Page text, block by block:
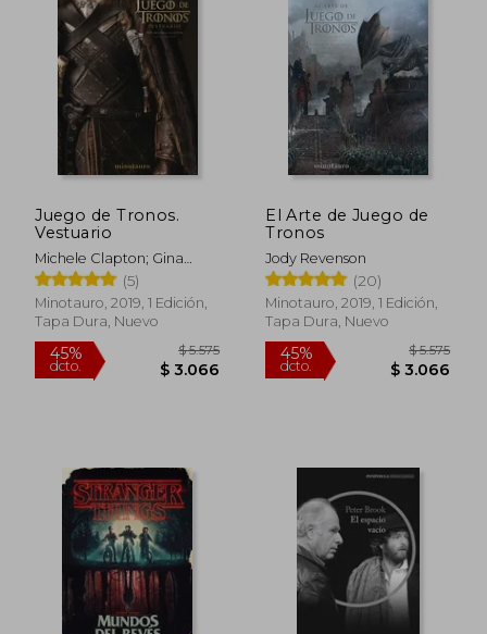
Juego de Tronos.
Vestuario
Michele Clapton; Gina
Mcintyre
(5)
Minotauro, 2019, 1 Edición,
Tapa Dura, Nuevo
45%
dcto. $ 3.066
El Arte de Juego de
Tronos
Jody Revenson
(20)
Minotauro, 2019, 1 Edición,
Tapa Dura, Nuevo
45%
dcto.